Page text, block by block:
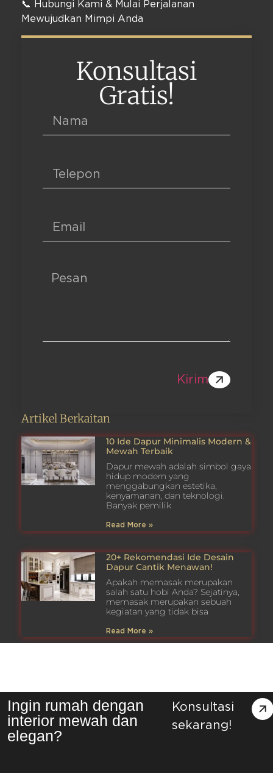
📞 Hubungi Kami & Mulai Perjalanan
Mewujudkan Mimpi Anda
Konsultasi
Gratis!
Kirim
Artikel Berkaitan
10 Ide Dapur Minimalis Modern &
Mewah Terbaik
Dapur mewah adalah simbol gaya
hidup modern yang
menggabungkan estetika,
kenyamanan, dan teknologi.
Banyak pemilik
Read More »
20+ Rekomendasi Ide Desain
Dapur Cantik Menawan!
Apakah memasak merupakan
salah satu hobi Anda? Sejatinya,
memasak merupakan sebuah
kegiatan yang tidak bisa
Read More »
Ingin rumah dengan
interior mewah dan
elegan?
Konsultasi
sekarang!